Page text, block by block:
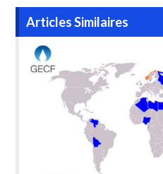
Articles Similaires